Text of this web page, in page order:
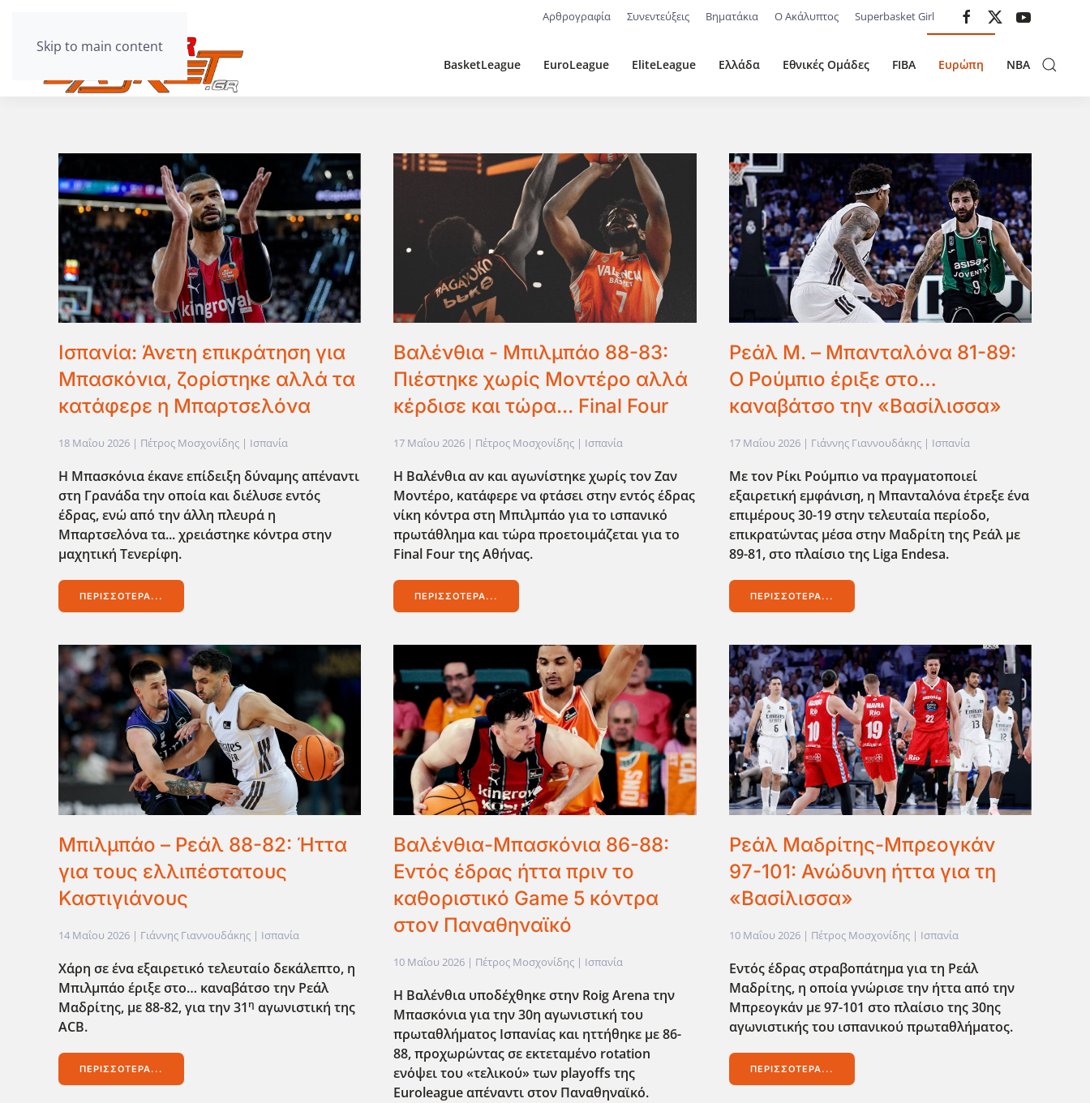
Skip to main content
Αρθρογραφία Συνεντεύξεις Βηματάκια Ο Ακάλυπτος Superbasket Girl
BasketLeague EuroLeague EliteLeague Ελλάδα Εθνικές Ομάδες FIBA Ευρώπη NBA
Ισπανία: Άνετη επικράτηση για
Μπασκόνια, ζορίστηκε αλλά τα
κατάφερε η Μπαρτσελόνα
18 Μαΐου 2026 | Πέτρος Μοσχονίδης | Ισπανία
Η Μπασκόνια έκανε επίδειξη δύναμης απέναντι
στη Γρανάδα την οποία και διέλυσε εντός
έδρας, ενώ από την άλλη πλευρά η
Μπαρτσελόνα τα... χρειάστηκε κόντρα στην
μαχητική Τενερίφη.
ΠΕΡΙΣΣΌΤΕΡΑ...
Βαλένθια - Μπιλμπάο 88-83:
Πιέστηκε χωρίς Μοντέρο αλλά
κέρδισε και τώρα... Final Four
17 Μαΐου 2026 | Πέτρος Μοσχονίδης | Ισπανία
Η Βαλένθια αν και αγωνίστηκε χωρίς τον Ζαν
Μοντέρο, κατάφερε να φτάσει στην εντός έδρας
νίκη κόντρα στη Μπιλμπάο για το ισπανικό
πρωτάθλημα και τώρα προετοιμάζεται για το
Final Four της Αθήνας.
ΠΕΡΙΣΣΌΤΕΡΑ...
Ρεάλ Μ. – Μπανταλόνα 81-89:
Ο Ρούμπιο έριξε στο…
καναβάτσο την «Βασίλισσα»
17 Μαΐου 2026| Γιάννης Γιαννουδάκης | Ισπανία
Με τον Ρίκι Ρούμπιο να πραγματοποιεί
εξαιρετική εμφάνιση, η Μπανταλόνα έτρεξε ένα
επιμέρους 30-19 στην τελευταία περίοδο,
επικρατώντας μέσα στην Μαδρίτη της Ρεάλ με
89-81, στο πλαίσιο της Liga Endesa.
ΠΕΡΙΣΣΌΤΕΡΑ...
Μπιλμπάο – Ρεάλ 88-82: Ήττα
για τους ελλιπέστατους
Καστιγιάνους
14 Μαΐου 2026 | Γιάννης Γιαννουδάκης | Ισπανία
Χάρη σε ένα εξαιρετικό τελευταίο δεκάλεπτο, η
Μπιλμπάο έριξε στο… καναβάτσο την Ρεάλ
Μαδρίτης, με 88-82, για την 31η αγωνιστική της
ACB.
ΠΕΡΙΣΣΌΤΕΡΑ...
Βαλένθια-Μπασκόνια 86-88:
Εντός έδρας ήττα πριν το
καθοριστικό Game 5 κόντρα
στον Παναθηναϊκό
10 Μαΐου 2026 | Πέτρος Μοσχονίδης | Ισπανία
Η Βαλένθια υποδέχθηκε στην Roig Arena την
Μπασκόνια για την 30η αγωνιστική του
πρωταθλήματος Ισπανίας και ηττήθηκε με 86-
88, προχωρώντας σε εκτεταμένο rotation
εν΄οψει του «τελικού» των playoffs της
Euroleague απέναντι στον Παναθηναϊκό.
Ρεάλ Μαδρίτης-Μπρεογκάν
97-101: Ανώδυνη ήττα για τη
«Βασίλισσα»
10 Μαΐου 2026| Πέτρος Μοσχονίδης | Ισπανία
Εντός έδρας στραβοπάτημα για τη Ρεάλ
Μαδρίτης, η οποία γνώρισε την ήττα από την
Μπρεογκάν με 97-101 στο πλαίσιο της 30ης
αγωνιστικής του ισπανικού πρωταθλήματος.
ΠΕΡΙΣΣΌΤΕΡΑ...